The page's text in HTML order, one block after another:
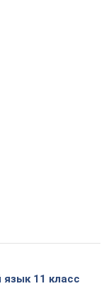
язык 11 класс